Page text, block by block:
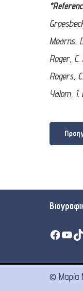
Mearns,
Roger,
Rogers,
Yalom, I.
© Μαρία